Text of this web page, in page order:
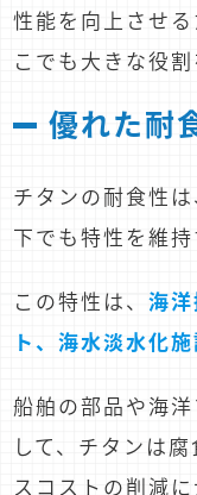
性能を向上させ
こでも大きな役割
優れた耐
チタンの耐食性
下でも特性を維持
この特性は、海
ト、海水淡水化
船舶の部品や海
して、チタンは
スコストの削減に